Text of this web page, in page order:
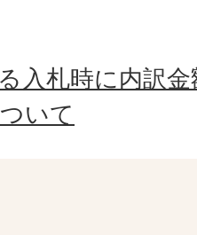
入札時に内訳
いて